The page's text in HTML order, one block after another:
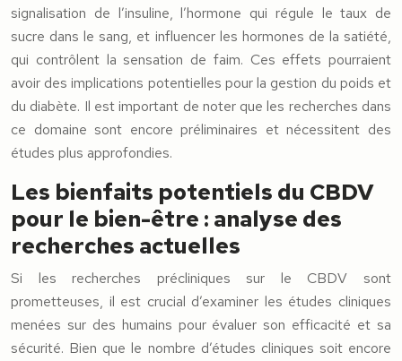
signalisation de l’insuline, l’hormone qui régule le taux de
sucre dans le sang, et influencer les hormones de la satiété,
qui contrôlent la sensation de faim. Ces effets pourraient
avoir des implications potentielles pour la gestion du poids et
du diabète. Il est important de noter que les recherches dans
ce domaine sont encore préliminaires et nécessitent des
études plus approfondies.
Les bienfaits potentiels du CBDV
pour le bien-être : analyse des
recherches actuelles
Si les recherches précliniques sur le CBDV sont
prometteuses, il est crucial d’examiner les études cliniques
menées sur des humains pour évaluer son efficacité et sa
sécurité. Bien que le nombre d’études cliniques soit encore